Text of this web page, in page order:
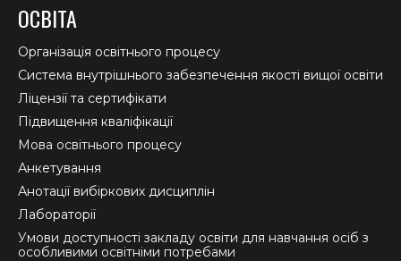
opens
in
new
window
opens
in
new
window
in
new
window
ОСВІТА
Організація освітнього процесу
Система внутрішнього забезпечення якості вищої освіти
Ліцензії та сертифікати
Підвищення кваліфікації
Мова освітнього процесу
Анкетування
Анотації вибіркових дисциплін
Лабораторії
Умови доступності закладу освіти для навчання осіб з
особливими освітніми потребами